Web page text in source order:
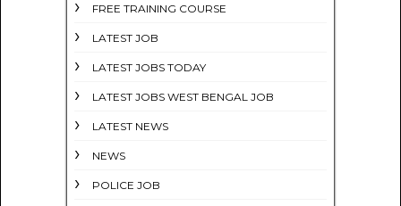
FREE TRAINING COURSE
LATEST JOB
LATEST JOBS TODAY
LATEST JOBS WEST BENGAL JOB
LATEST NEWS
NEWS
POLICE JOB